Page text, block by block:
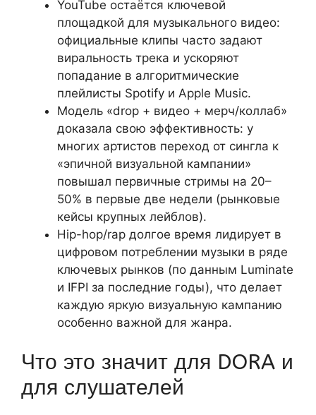
YouTube остаётся ключевой
площадкой для музыкального видео:
официальные клипы часто задают
виральность трека и ускоряют
попадание в алгоритмические
плейлисты Spotify и Apple Music.
Модель «drop + видео + мерч/коллаб»
доказала свою эффективность: у
многих артистов переход от сингла к
«эпичной визуальной кампании»
повышал первичные стримы на 20–
50% в первые две недели (рынковые
кейсы крупных лейблов).
Hip-hop/rap долгое время лидирует в
цифровом потреблении музыки в ряде
ключевых рынков (по данным Luminate
и IFPI за последние годы), что делает
каждую яркую визуальную кампанию
особенно важной для жанра.
Что это значит для DORA и
для слушателей